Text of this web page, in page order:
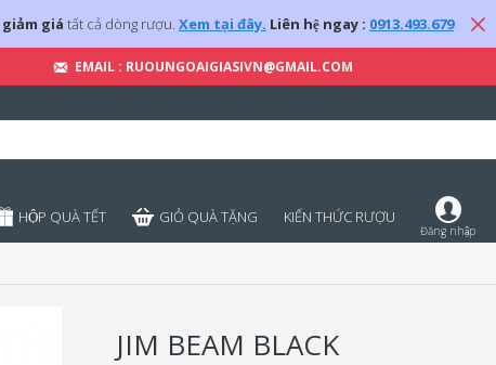
giảm giá tất cả dòng rượu. Xem tại đây. Liên hệ ngay : 0913.493.679
EMAIL : RUOUNGOAIGIASIVN@GMAIL.COM
HỘP QUÀ TẾT GIỎ QUÀ TẶNG KIẾN THỨC RƯỢU
Đăng nhập
JIM BEAM BLACK